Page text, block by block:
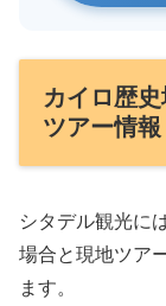
カイロ歴
ツアー情報
シタデル観光に
場合と現地ツア
ます。